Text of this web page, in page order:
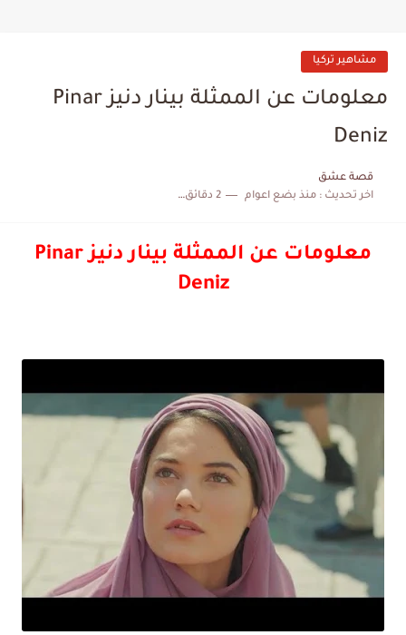
مشاهير تركيا
معلومات عن الممثلة بينار دنيز Pinar
Deniz
قصة عشق
اخر تحديث :منذ بضع اعوام 2 دقائق للقراءة
معلومات عن الممثلة بينار دنيز Pinar
Deniz